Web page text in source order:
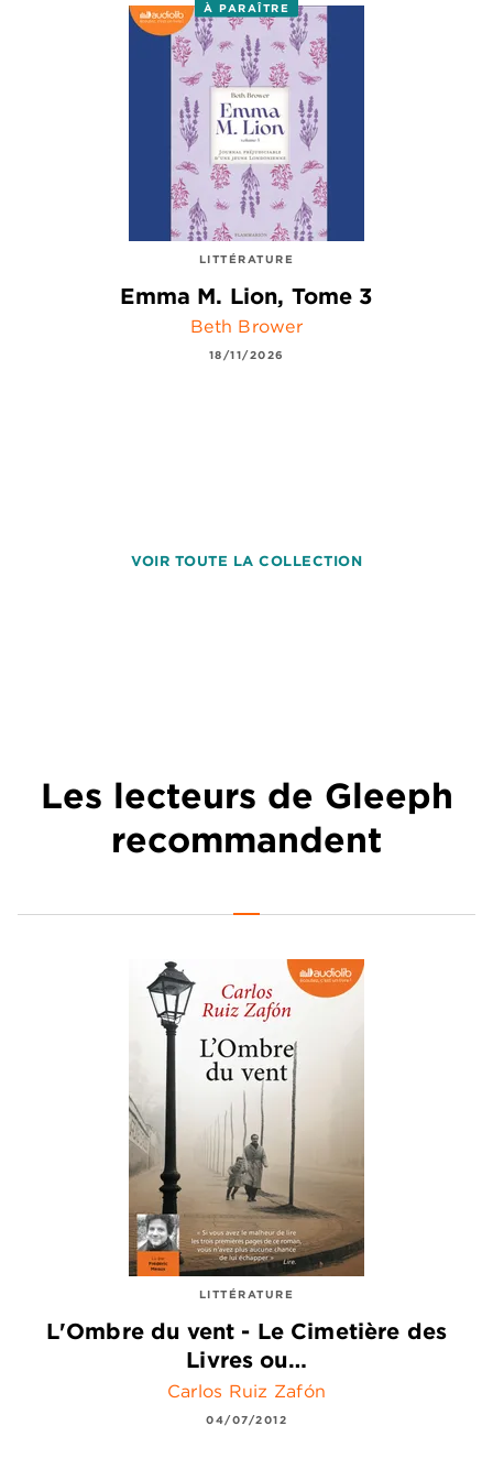
À PARAÎTRE
LITTÉRATURE
Emma M. Lion, Tome 3
Beth Brower
18/11/2026
VOIR TOUTE LA COLLECTION
Les lecteurs de Gleeph
recommandent
LITTÉRATURE
L'Ombre du vent - Le Cimetière des
Livres ou…
Carlos Ruiz Zafón
04/07/2012